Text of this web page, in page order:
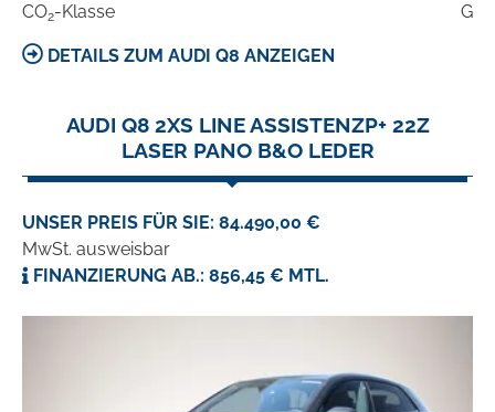
CO2-Klasse G
DETAILS ZUM AUDI Q8 ANZEIGEN
AUDI Q8 2XS LINE ASSISTENZP+ 22Z
LASER PANO B&O LEDER
UNSER PREIS FÜR SIE: 84.490,00 €
MwSt. ausweisbar
FINANZIERUNG AB.: 856,45 € MTL.